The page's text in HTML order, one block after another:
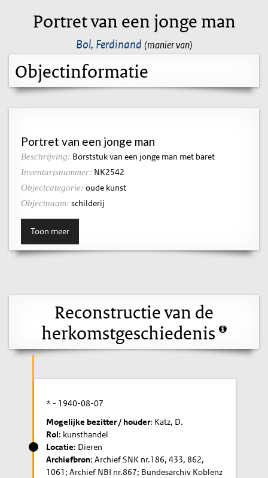
Portret van een jonge man
Bol, Ferdinand (manier van)
Objectinformatie
Portret van een jonge man
Beschrijving: Borststuk van een jonge man met baret
Inventarisnummer: NK2542
Objectcategorie: oude kunst
Objectnaam: schilderij
Toon meer
Reconstructie van de
herkomstgeschiedenis
* - 1940-08-07
Mogelijke bezitter / houder: Katz, D.
Rol: kunsthandel
Locatie: Dieren
Archiefbron: Archief SNK nr.186, 433, 862,
1061; Archief NBI nr.867; Bundesarchiv Koblenz